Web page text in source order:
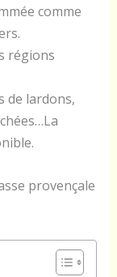
comme
régions
de lardons,
provençale